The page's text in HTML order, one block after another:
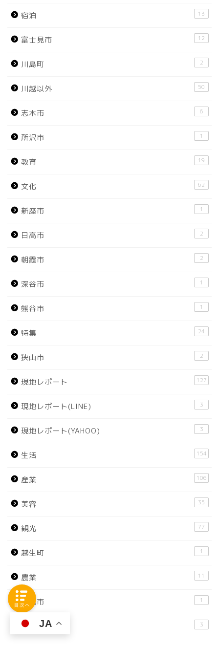
宿泊 13
富士見市 12
川島町 2
川越以外 50
志木市 6
所沢市 1
教育 19
文化 62
新座市 1
日高市 2
朝霞市 2
深谷市 1
熊谷市 1
特集 24
狭山市 2
現地レポート 127
現地レポート(LINE) 3
現地レポート(YAHOO) 3
生活 154
産業 106
美容 35
観光 77
越生町 1
農業 11
飯能市 1
鶴ヶ島市 3
JA
目次へ